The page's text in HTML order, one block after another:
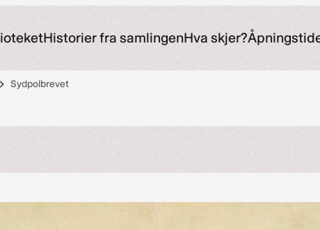
Historier fra samlingenHva skjer?
Sydpolbrevet